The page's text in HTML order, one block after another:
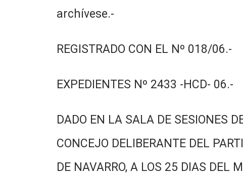
archívese.-
REGISTRADO CON EL Nº 018/06.-
EXPEDIENTES Nº 2433 -HCD- 06.-
DADO EN LA SALA DE SESIONES
CONCEJO DELIBERANTE DEL
DE NAVARRO, A LOS 25 DIAS DEL